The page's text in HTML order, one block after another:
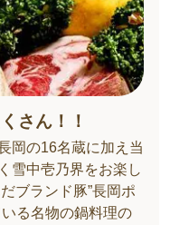
さん！！
岡の16名蔵に加え当
雪中壱乃界をお楽し
ブランド豚”長岡ポ
る名物の鍋料理の